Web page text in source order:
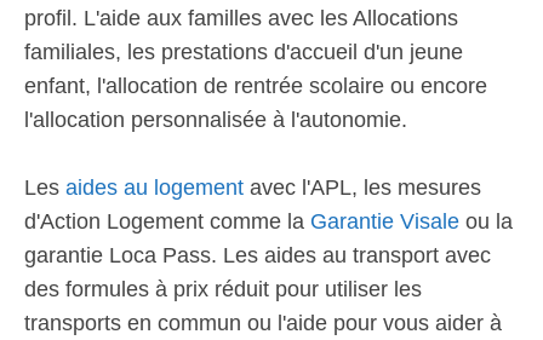
profil. L'aide aux familles avec les Allocations
familiales, les prestations d'accueil d'un jeune
enfant, l'allocation de rentrée scolaire ou encore
l'allocation personnalisée à l'autonomie.
Les aides au logement avec l'APL, les mesures
d'Action Logement comme la Garantie Visale ou la
garantie Loca Pass. Les aides au transport avec
des formules à prix réduit pour utiliser les
transports en commun ou l'aide pour vous aider à